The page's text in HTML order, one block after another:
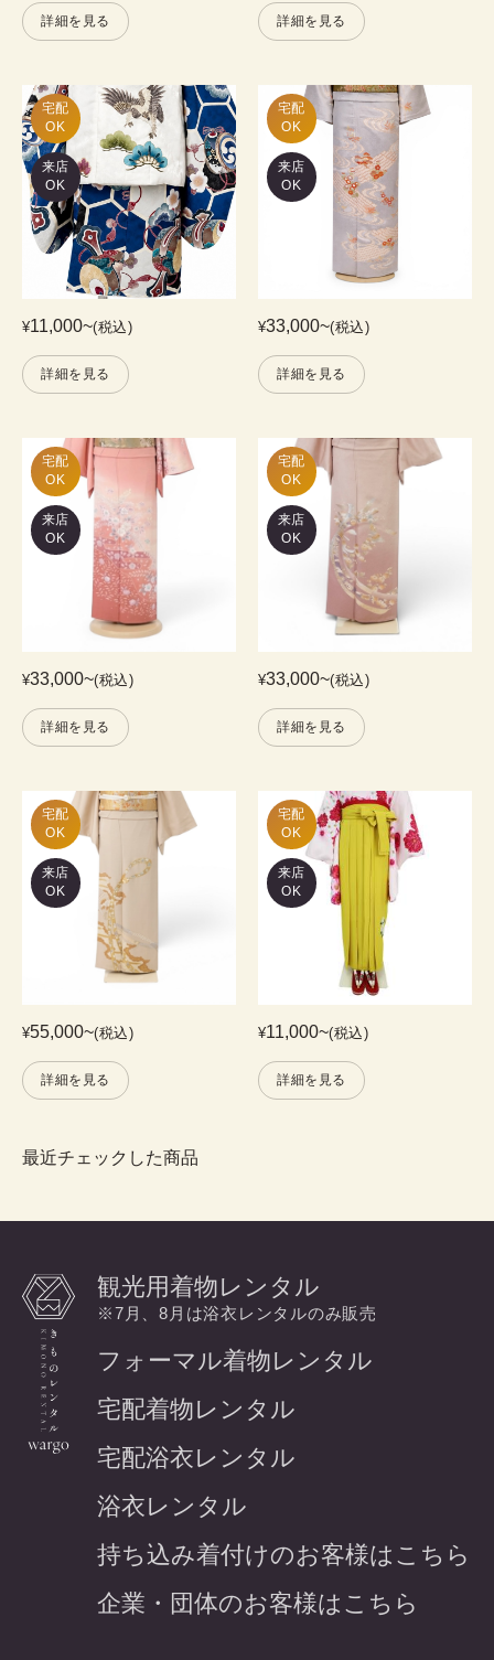
詳細を見る 詳細を見る
宅配
OK
来店
OK
¥11,000~(税込)
詳細を見る
宅配
OK
来店
OK
¥33,000~(税込)
詳細を見る
宅配
OK
来店
OK
¥33,000~(税込)
詳細を見る
宅配
OK
来店
OK
¥33,000~(税込)
詳細を見る
宅配
OK
来店
OK
¥55,000~(税込)
詳細を見る
宅配
OK
来店
OK
¥11,000~(税込)
詳細を見る
最近チェックした商品
観光用着物レンタル
※7月、8月は浴衣レンタルのみ販売
フォーマル着物レンタル
宅配着物レンタル
宅配浴衣レンタル
浴衣レンタル
持ち込み着付けのお客様はこちら
企業・団体のお客様はこちら